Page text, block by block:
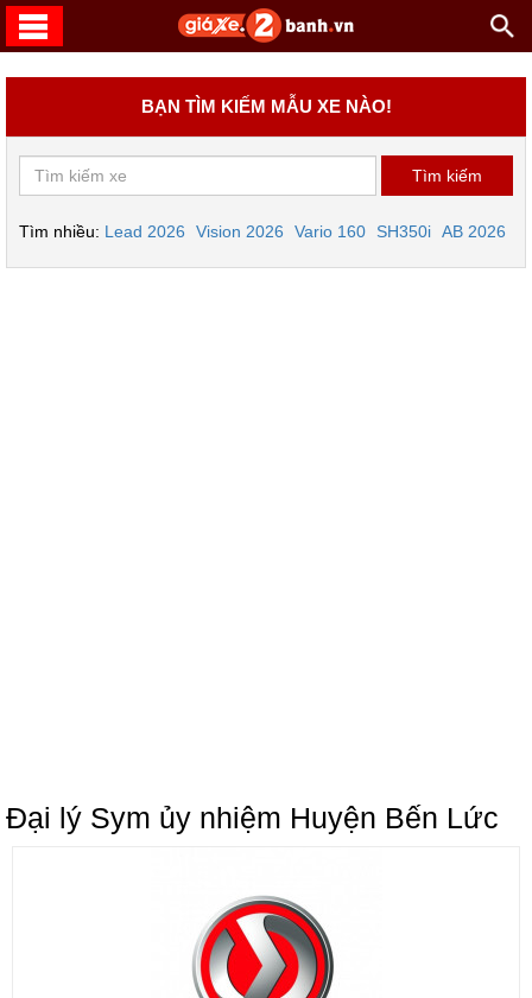
BẠN TÌM KIẾM MẪU XE NÀO!
Tìm nhiều: Lead 2026 Vision 2026 Vario 160 SH350i AB 2026
Đại lý Sym ủy nhiệm Huyện Bến Lức